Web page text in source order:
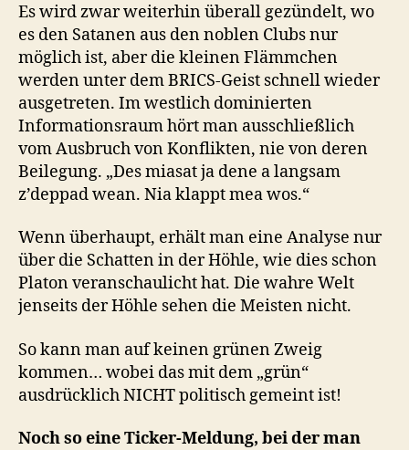
Es wird zwar weiterhin überall gezündelt, wo
es den Satanen aus den noblen Clubs nur
möglich ist, aber die kleinen Flämmchen
werden unter dem BRICS-Geist schnell wieder
ausgetreten. Im westlich dominierten
Informationsraum hört man ausschließlich
vom Ausbruch von Konflikten, nie von deren
Beilegung. „Des miasat ja dene a langsam
z’deppad wean. Nia klappt mea wos.“
Wenn überhaupt, erhält man eine Analyse nur
über die Schatten in der Höhle, wie dies schon
Platon veranschaulicht hat. Die wahre Welt
jenseits der Höhle sehen die Meisten nicht.
So kann man auf keinen grünen Zweig
kommen… wobei das mit dem „grün“
ausdrücklich NICHT politisch gemeint ist!
Noch so eine Ticker-Meldung, bei der man